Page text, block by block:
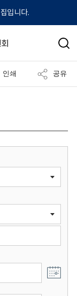
입니다.
검
인쇄 공유